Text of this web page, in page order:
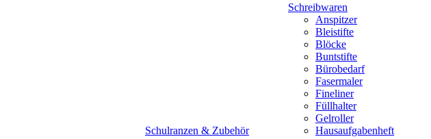
Schulranzen & Zubehör
Schreibwaren
Anspitzer
Bleistifte
Blöcke
Buntstifte
Bürobedarf
Fasermaler
Fineliner
Füllhalter
Gelroller
Hausaufgabenheft